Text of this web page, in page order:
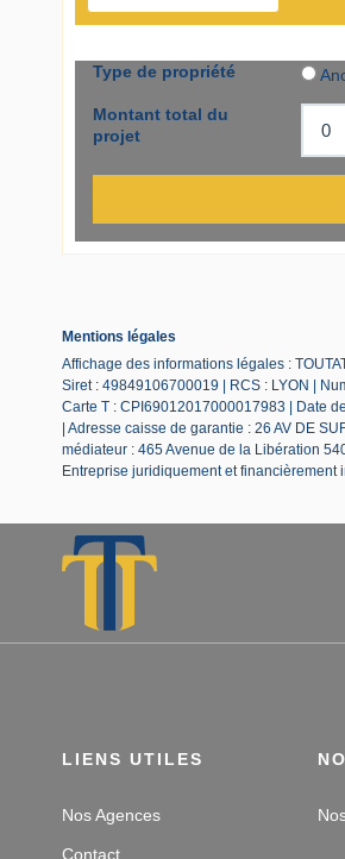
Mentions légales
Affichage des informations légales :
Siret : 49849106700019 | RCS : LYON |
Carte T : CPI69012017000017983 | Date
| Adresse caisse de garantie : 26 AV DE
médiateur : 465 Avenue de la Libération
Entreprise juridiquement et financièrement
LIENS UTILES
Nos Agences
Contact